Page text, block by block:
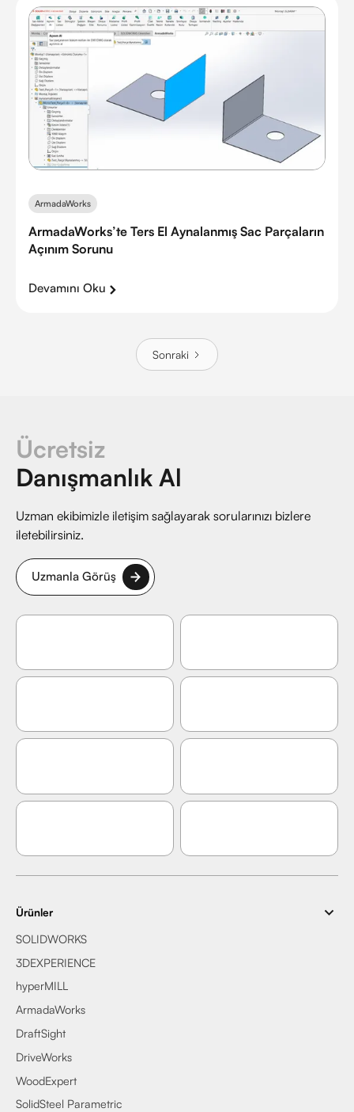
ArmadaWorks
ArmadaWorks’te Ters El Aynalanmış Sac Parçaların
Açınım Sorunu
Devamını Oku
Sonraki
Ücretsiz
Danışmanlık Al
Uzman ekibimizle iletişim sağlayarak sorularınızı bizlere
iletebilirsiniz.
Uzmanla Görüş
Ürünler
SOLIDWORKS
3DEXPERIENCE
hyperMILL
ArmadaWorks
DraftSight
DriveWorks
WoodExpert
SolidSteel Parametric